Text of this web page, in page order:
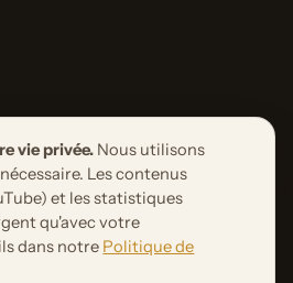
vie privée. Nous utilisons
Les contenus
et les statistiques
qu'avec votre
dans notre Politique de